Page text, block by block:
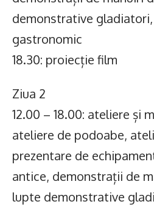
demonstrative
gastronomic
18.30: proiecție film
Ziua 2
12.00 – 18.00: ateliere și
ateliere de podoabe,
prezentare de
antice, demonstrații de
lupte demonstrative